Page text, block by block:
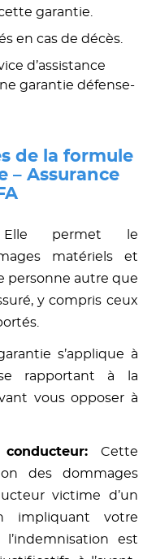
garantie.
en cas de décès.
d’assistance
garantie défense-
de la formule
– Assurance
permet le
matériels et
personne autre que
y compris ceux
s’applique à
rapportant à la
vous opposer à
Cette
des dommages
victime d’un
impliquant votre
est